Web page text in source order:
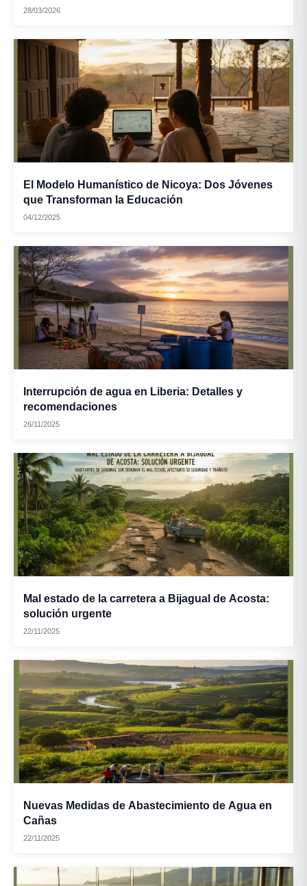
28/03/2026
El Modelo Humanístico de Nicoya: Dos Jóvenes
que Transforman la Educación
04/12/2025
Interrupción de agua en Liberia: Detalles y
recomendaciones
26/11/2025
Mal estado de la carretera a Bijagual de Acosta:
solución urgente
22/11/2025
Nuevas Medidas de Abastecimiento de Agua en
Cañas
22/11/2025